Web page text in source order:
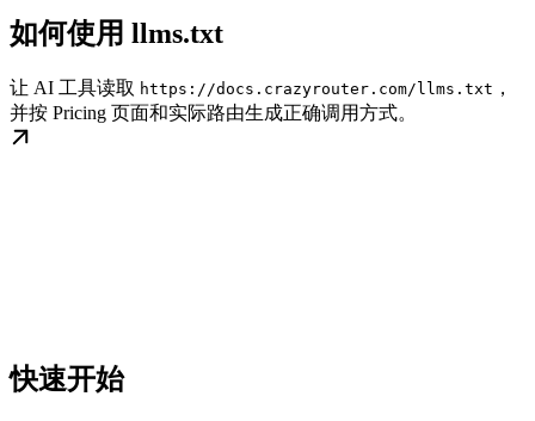
如何使用 llms.txt
让 AI 工具读取 https://docs.crazyrouter.com/llms.txt ，
并按 Pricing 页面和实际路由生成正确调用方式。
快速开始